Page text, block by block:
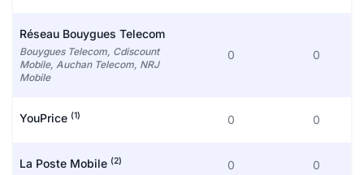
Réseau Bouygues Telecom
Bouygues Telecom, Cdiscount
Mobile, Auchan Telecom, NRJ
Mobile
0 0
YouPrice (1) 0 0
La Poste Mobile (2) 0 0